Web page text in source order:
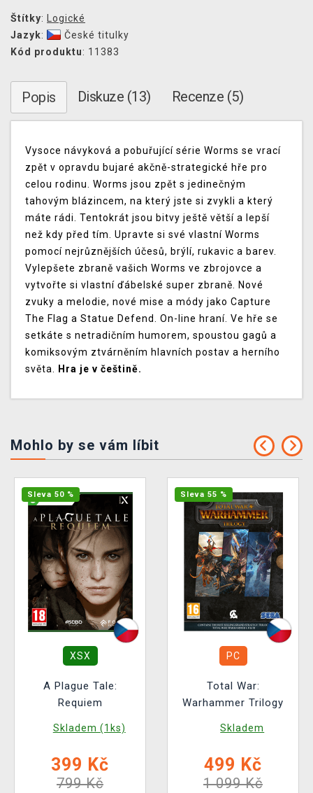
Štítky: Logické
Jazyk:
České titulky
Kód produktu: 11383
Popis Diskuze (13) Recenze (5)
Vysoce návyková a pobuřující série Worms se vrací
zpět v opravdu bujaré akčně-strategické hře pro
celou rodinu. Worms jsou zpět s jedinečným
tahovým blázincem, na který jste si zvykli a který
máte rádi. Tentokrát jsou bitvy ještě větší a lepší
než kdy před tím. Upravte si své vlastní Worms
pomocí nejrůznějších účesů, brýlí, rukavic a barev.
Vylepšete zbraně vašich Worms ve zbrojovce a
vytvořte si vlastní ďábelské super zbraně. Nové
zvuky a melodie, nové mise a módy jako Capture
The Flag a Statue Defend. On-line hraní. Ve hře se
setkáte s netradičním humorem, spoustou gagů a
komiksovým ztvárněním hlavních postav a herního
světa. Hra je v češtině.
Mohlo by se vám líbit
Sleva 50 %
XSX
A Plague Tale:
Requiem
Skladem (1ks)
399 Kč
799 Kč
Sleva 55 %
PC
Total War:
Warhammer Trilogy
Skladem
499 Kč
1 099 Kč